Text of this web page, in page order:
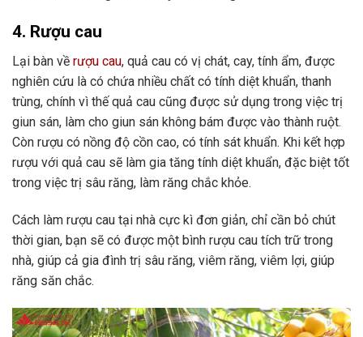
4. Rượu cau
Lại bàn về rượu cau, quả cau có vị chát, cay, tính ẩm, được
nghiên cứu là có chứa nhiều chất có tính diệt khuẩn, thanh
trùng, chính vì thế quả cau cũng được sử dụng trong việc trị
giun sán, làm cho giun sán không bám được vào thành ruột.
Còn rượu có nồng độ cồn cao, có tính sát khuẩn. Khi kết hợp
rượu với quả cau sẽ làm gia tăng tính diệt khuẩn, đặc biệt tốt
trong việc trị sâu răng, làm răng chắc khỏe.
Cách làm rượu cau tại nhà cực kì đơn giản, chỉ cần bỏ chút
thời gian, bạn sẽ có được một bình rượu cau tích trữ trong
nhà, giúp cả gia đình trị sâu răng, viêm răng, viêm lợi, giúp
răng săn chắc.